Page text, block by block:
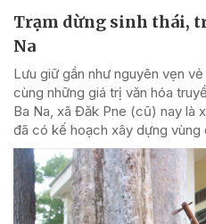
Trạm dừng sinh thái,
Na
Lưu giữ gần như nguyên vẹn
cùng những giá trị văn hóa
Ba Na, xã Đăk Pne (cũ) nay là
đã có kế hoạch xây dựng vùng